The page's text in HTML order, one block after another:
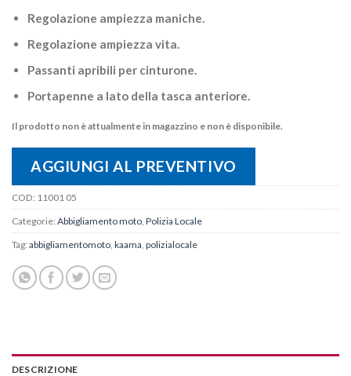
Regolazione ampiezza maniche.
Regolazione ampiezza vita.
Passanti apribili per cinturone.
Portapenne a lato della tasca anteriore.
Il prodotto non è attualmente in magazzino e non è disponibile.
AGGIUNGI AL PREVENTIVO
COD: 11001 05
Categorie: Abbigliamento moto Polizia Locale
Tag: abbigliamentomoto kaama polizialocale
DESCRIZIONE